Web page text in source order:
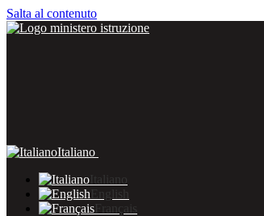
Salta al contenuto
Italiano
Italiano
English
Français